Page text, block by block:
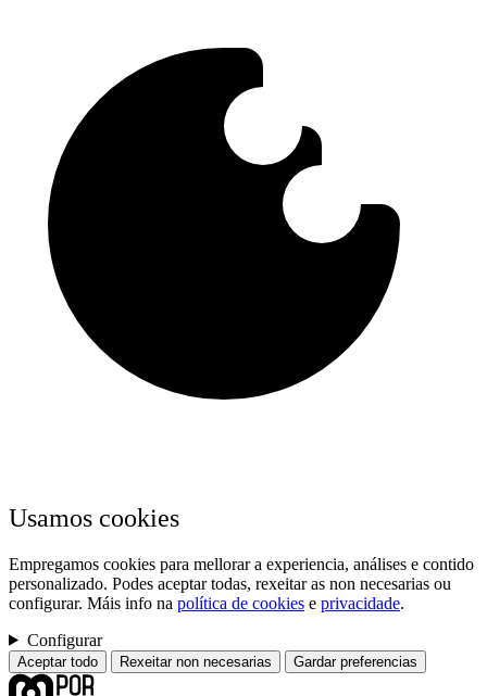
Usamos cookies
Empregamos cookies para mellorar a experiencia, análises e contido
personalizado. Podes aceptar todas, rexeitar as non necesarias ou
configurar. Máis info na política de cookies e privacidade.
Configurar
Aceptar todo Rexeitar non necesarias Gardar preferencias